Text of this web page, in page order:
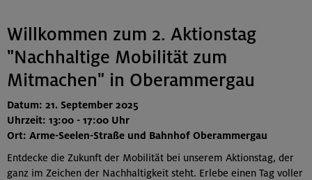
Willkommen zum 2. Aktionstag
"Nachhaltige Mobilität zum
Mitmachen" in Oberammergau
Datum: 21. September 2025
Uhrzeit: 13:00 - 17:00 Uhr
Ort: Arme-Seelen-Straße und Bahnhof Oberammergau
Entdecke die Zukunft der Mobilität bei unserem Aktionstag, der
ganz im Zeichen der Nachhaltigkeit steht. Erlebe einen Tag voller